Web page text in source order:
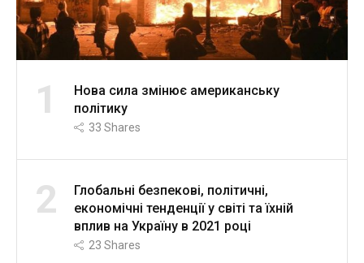
1
Нова сила змінює американську
політику
33 Shares
2
Глобальні безпекові, політичні,
економічні тенденції у світі та їхній
вплив на Україну в 2021 році
23 Shares